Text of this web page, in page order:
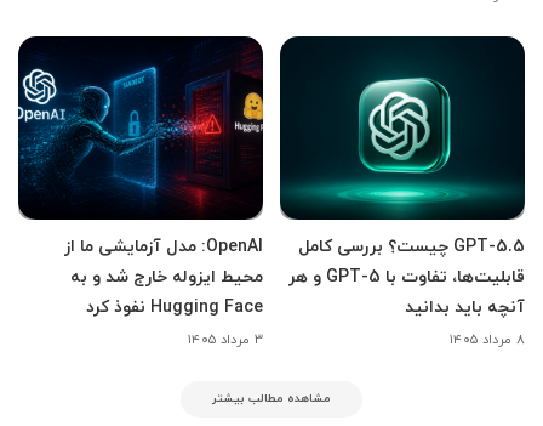
GPT-5.5 چیست؟ بررسی کامل
قابلیت‌ها، تفاوت با GPT-5 و هر
آنچه باید بدانید
۸ مرداد ۱۴۰۵
OpenAI: مدل آزمایشی ما از
محیط ایزوله خارج شد و به
Hugging Face نفوذ کرد
۳ مرداد ۱۴۰۵
مشاهده مطالب بیشتر